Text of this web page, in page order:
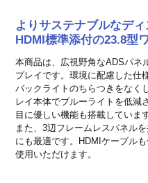
よりサステナブルなデ
HDMI標準添付の23.8型
本商品は、広視野角なADSパネ
プレイです。環境に配慮した仕
バックライトのちらつきをなく
レイ本体でブルーライトを低減
目に優しい機能も搭載しています
また、3辺フレームレスパネル
にも最適です。HDMIケーブル
使用いただけます。